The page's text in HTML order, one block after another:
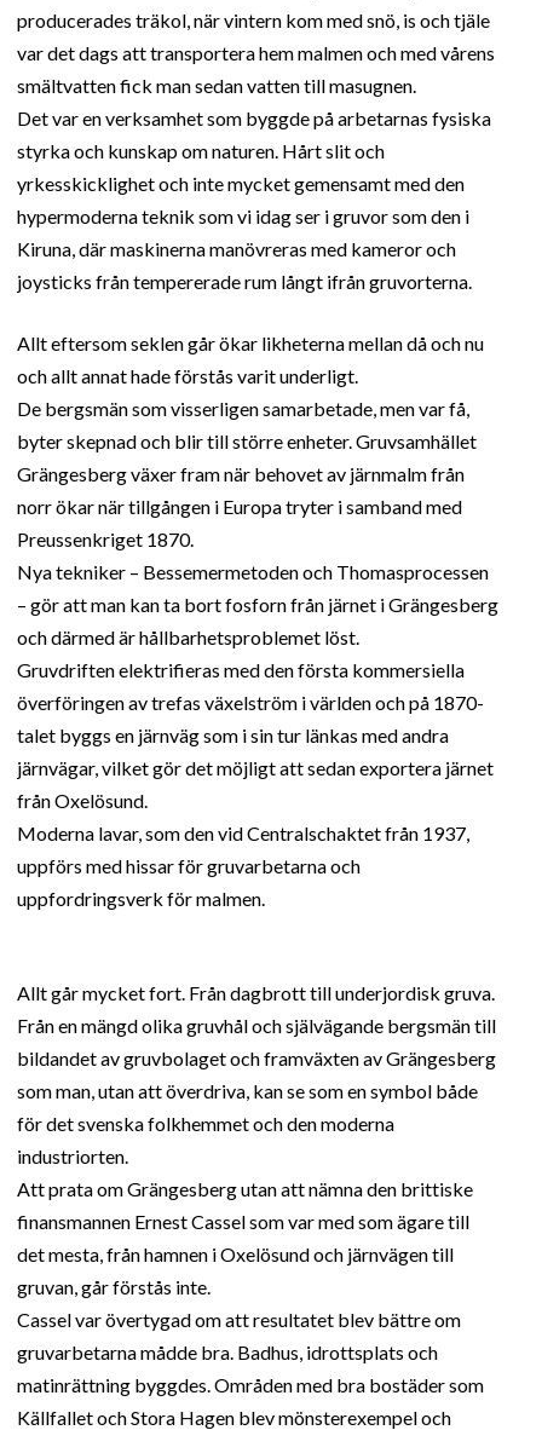
producerades träkol, när vintern kom med snö, is och tjäle
var det dags att transportera hem malmen och med vårens
smältvatten fick man sedan vatten till masugnen.
Det var en verksamhet som byggde på arbetarnas fysiska
styrka och kunskap om naturen. Hårt slit och
yrkesskicklighet och inte mycket gemensamt med den
hypermoderna teknik som vi idag ser i gruvor som den i
Kiruna, där maskinerna manövreras med kameror och
joysticks från tempererade rum långt ifrån gruvorterna.
Allt eftersom seklen går ökar likheterna mellan då och nu
och allt annat hade förstås varit underligt.
De bergsmän som visserligen samarbetade, men var få,
byter skepnad och blir till större enheter. Gruvsamhället
Grängesberg växer fram när behovet av järnmalm från
norr ökar när tillgången i Europa tryter i samband med
Preussenkriget 1870.
Nya tekniker – Bessemermetoden och Thomasprocessen
– gör att man kan ta bort fosforn från järnet i Grängesberg
och därmed är hållbarhetsproblemet löst.
Gruvdriften elektrifieras med den första kommersiella
överföringen av trefas växelström i världen och på 1870-
talet byggs en järnväg som i sin tur länkas med andra
järnvägar, vilket gör det möjligt att sedan exportera järnet
från Oxelösund.
Moderna lavar, som den vid Centralschaktet från 1937,
uppförs med hissar för gruvarbetarna och
uppfordringsverk för malmen.
Allt går mycket fort. Från dagbrott till underjordisk gruva.
Från en mängd olika gruvhål och självägande bergsmän till
bildandet av gruvbolaget och framväxten av Grängesberg
som man, utan att överdriva, kan se som en symbol både
för det svenska folkhemmet och den moderna
industriorten.
Att prata om Grängesberg utan att nämna den brittiske
finansmannen Ernest Cassel som var med som ägare till
det mesta, från hamnen i Oxelösund och järnvägen till
gruvan, går förstås inte.
Cassel var övertygad om att resultatet blev bättre om
gruvarbetarna mådde bra. Badhus, idrottsplats och
matinrättning byggdes. Områden med bra bostäder som
Källfallet och Stora Hagen blev mönsterexempel och